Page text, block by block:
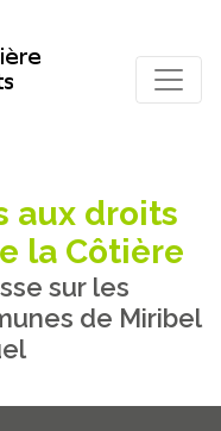
aux droits
la Côtière
sur les
de Miribel